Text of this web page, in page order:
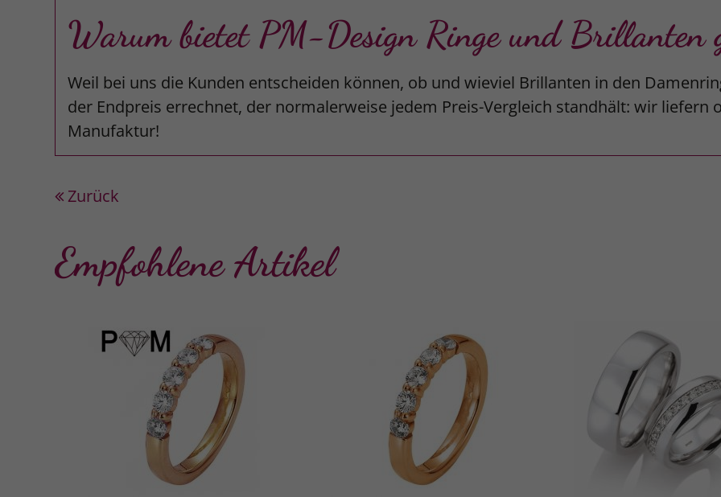
Warum bietet PM-Design Ringe und Brillanten
Weil bei uns die Kunden entscheiden können, ob und wieviel Brillanten in den
der Endpreis errechnet, der normalerweise jedem Preis-Vergleich standhält: wir liefern
Manufaktur!
Zurück
Empfohlene Artikel